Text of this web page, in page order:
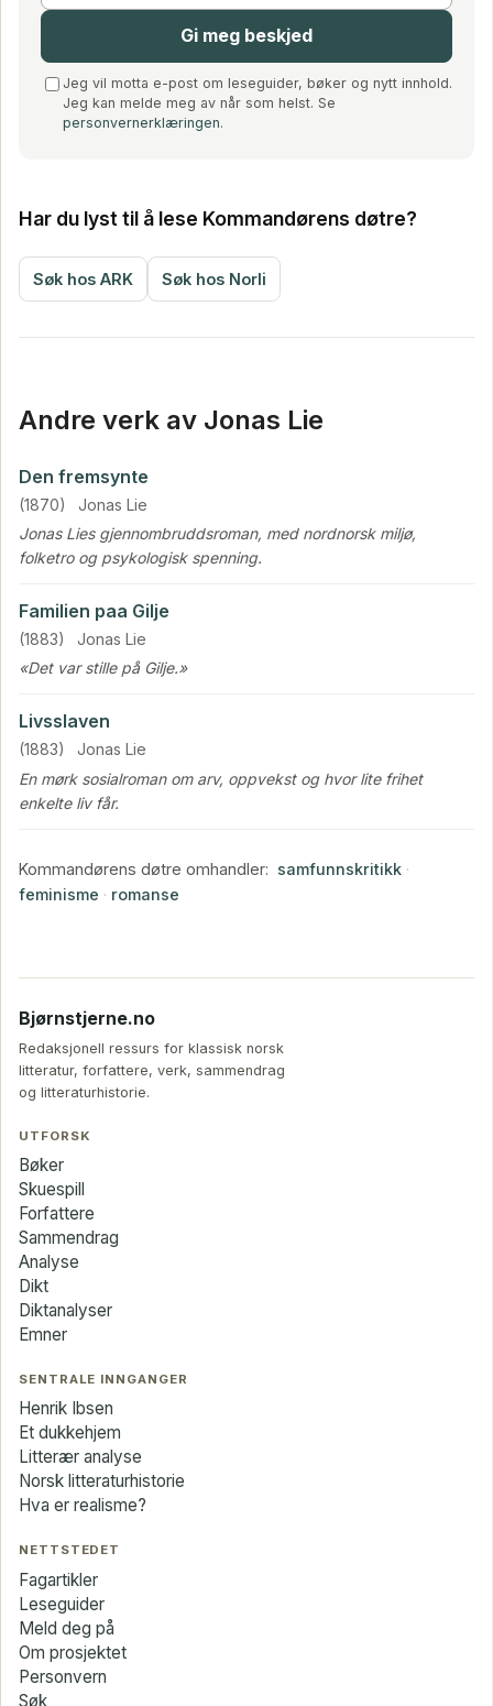
Gi meg beskjed
Jeg vil motta e-post om leseguider, bøker og nytt innhold.
Jeg kan melde meg av når som helst. Se
personvernerklæringen.
Har du lyst til å lese Kommandørens døtre?
Søk hos ARK Søk hos Norli
Andre verk av Jonas Lie
Den fremsynte
(1870)
Jonas Lie
Jonas Lies gjennombruddsroman, med nordnorsk miljø,
folketro og psykologisk spenning.
Familien paa Gilje
(1883)
Jonas Lie
«Det var stille på Gilje.»
Livsslaven
(1883)
Jonas Lie
En mørk sosialroman om arv, oppvekst og hvor lite frihet
enkelte liv får.
Kommandørens døtre omhandler: samfunnskritikk ·
feminisme · romanse
Bjørnstjerne.no
Redaksjonell ressurs for klassisk norsk
litteratur, forfattere, verk, sammendrag
og litteraturhistorie.
UTFORSK
Bøker
Skuespill
Forfattere
Sammendrag
Analyse
Dikt
Diktanalyser
Emner
SENTRALE INNGANGER
Henrik Ibsen
Et dukkehjem
Litterær analyse
Norsk litteraturhistorie
Hva er realisme?
NETTSTEDET
Fagartikler
Leseguider
Meld deg på
Om prosjektet
Personvern
Søk